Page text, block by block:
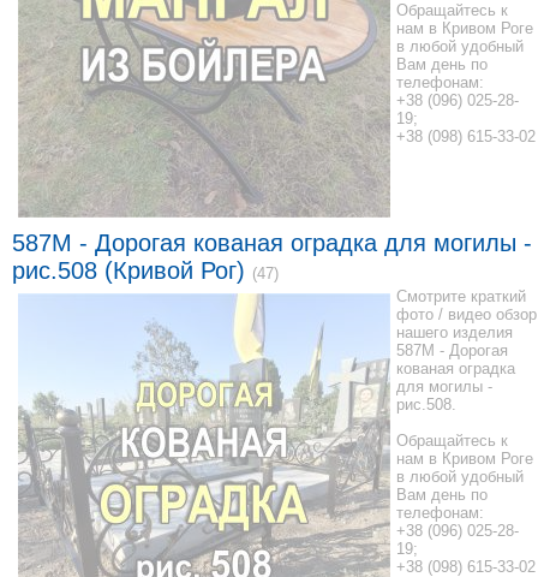
Обращайтесь к
нам в Кривом Роге
в любой удобный
Вам день по
телефонам:
+38 (096) 025-28-
19;
+38 (098) 615-33-02
587M - Дорогая кованая оградка для могилы -
рис.508 (Кривой Рог) (47)
Смотрите краткий
фото / видео обзор
нашего изделия
587M - Дорогая
кованая оградка
для могилы -
рис.508.
Обращайтесь к
нам в Кривом Роге
в любой удобный
Вам день по
телефонам:
+38 (096) 025-28-
19;
+38 (098) 615-33-02